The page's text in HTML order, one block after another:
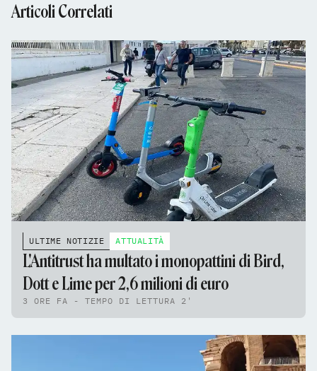
Articoli Correlati
ULTIME NOTIZIE ATTUALITÀ
L'Antitrust ha multato i monopattini di Bird,
Dott e Lime per 2,6 milioni di euro
3 ORE FA - TEMPO DI LETTURA 2'